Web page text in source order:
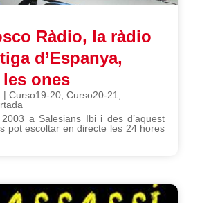
Ràdio, la ràdio
d’Espanya,
ones
| Curso19-20, Curso20-21
a Salesians Ibi i des d’aquest
pot escoltar en directe les 24 hores